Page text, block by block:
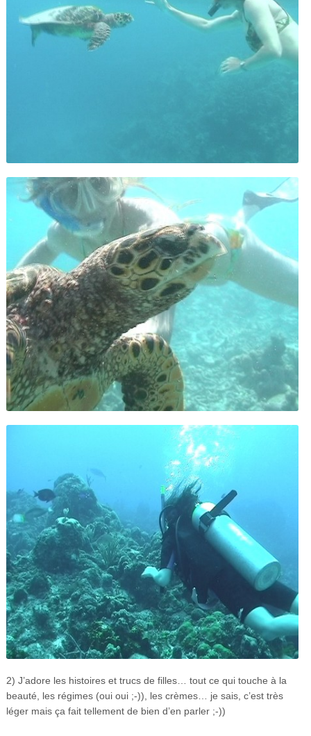
2) J’adore les histoires et trucs de filles… tout ce qui touche à la
beauté, les régimes (oui oui ;-)), les crèmes… je sais, c’est très
léger mais ça fait tellement de bien d’en parler ;-))